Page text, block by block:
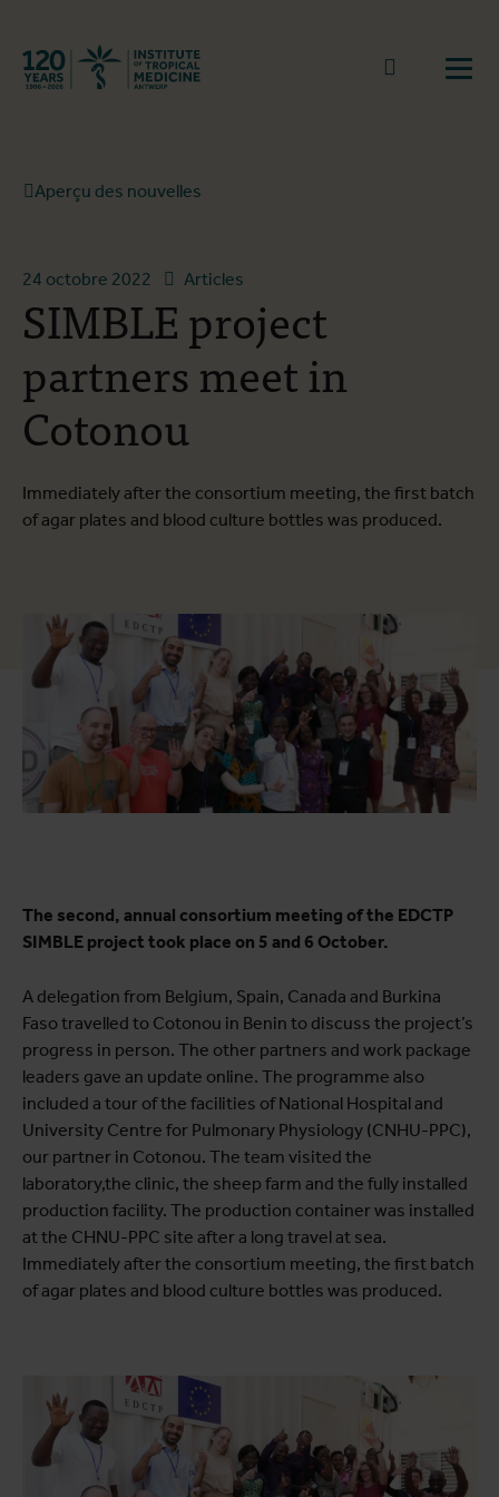
Retourner à la page d'accueil
go to
Aperçu des nouvelles
24 octobre 2022 Articles
SIMBLE project
partners meet in
Cotonou
Immediately after the consortium meeting, the first batch
of agar plates and blood culture bottles was produced.
The second, annual consortium meeting of the EDCTP
SIMBLE project took place on 5 and 6 October.
A delegation from Belgium, Spain, Canada and Burkina
Faso travelled to Cotonou in Benin to discuss the project’s
progress in person. The other partners and work package
leaders gave an update online. The programme also
included a tour of the facilities of National Hospital and
University Centre for Pulmonary Physiology (CNHU-PPC),
our partner in Cotonou. The team visited the
laboratory,the clinic, the sheep farm and the fully installed
production facility. The production container was installed
at the CHNU-PPC site after a long travel at sea.
Immediately after the consortium meeting, the first batch
of agar plates and blood culture bottles was produced.